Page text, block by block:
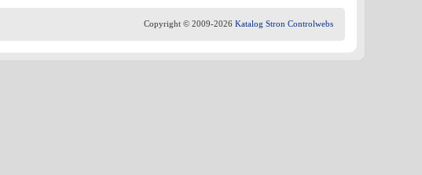
Copyright © 2009-2026 Katalog Stron Controlwebs